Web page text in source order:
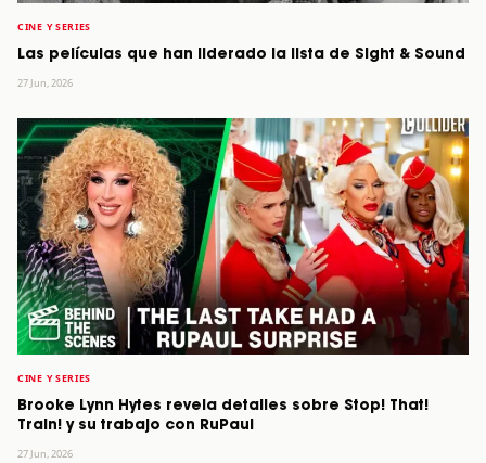
CINE Y SERIES
Las películas que han liderado la lista de Sight & Sound
27 Jun, 2026
CINE Y SERIES
Brooke Lynn Hytes revela detalles sobre Stop! That!
Train! y su trabajo con RuPaul
27 Jun, 2026